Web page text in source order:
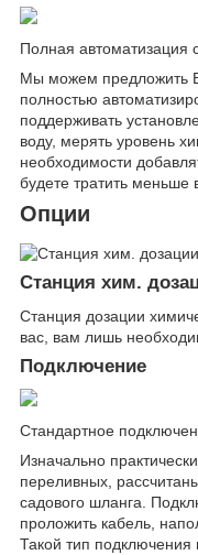
Полная автоматизация
Мы можем предложить
полностью
поддерживать
воду, мерять уровень
необходимости
будете тратить меньше
Опции
Станция хим.
Станция дозации
вас, вам лишь
Подключение
Стандартное
Изначально
переливных,
садового шланга.
проложить кабель,
Такой тип